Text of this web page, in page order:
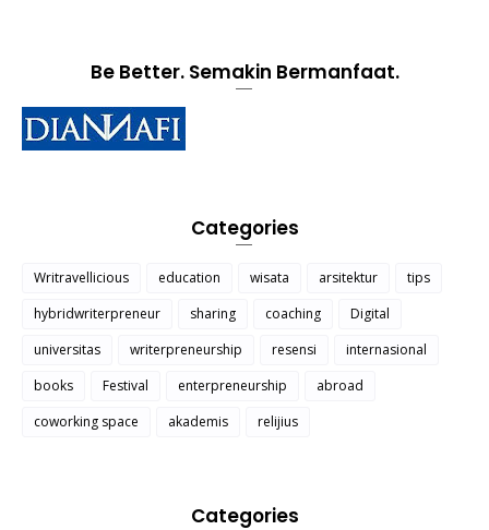
Be Better. Semakin Bermanfaat.
Categories
Writravellicious education wisata arsitektur
tips
hybridwriterpreneur
sharing coaching
Digital
universitas
writerpreneurship resensi
internasional
books
Festival enterpreneurship
abroad
coworking space
akademis relijius
Categories